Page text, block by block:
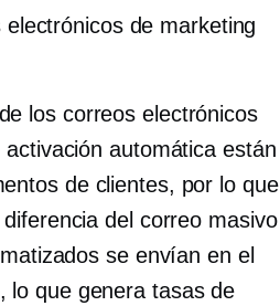
de marketing
los correos electrónicos
automática están
de clientes, por lo que
del correo masivo
se envían en el
lo que genera tasas de